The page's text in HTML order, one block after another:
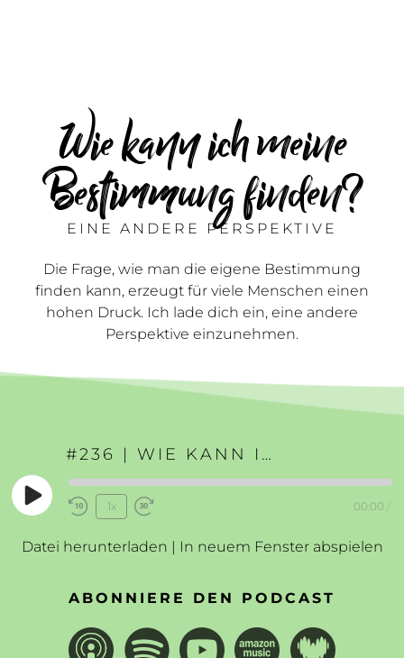
Wie kann ich meine
Bestimmung finden?
EINE ANDERE PERSPEKTIVE
Die Frage, wie man die eigene Bestimmung
finden kann, erzeugt für viele Menschen einen
hohen Druck. Ich lade dich ein, eine andere
Perspektive einzunehmen.
#236 | WIE KANN ICH MEINE BESTIMMUNG FINDEN?
Play
EpisodeRewind
Seconds
1x
30
00:00 /
Datei herunterladen | In neuem Fenster abspielen
ABONNIERE DEN PODCAST